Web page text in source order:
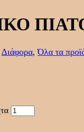
Διάφορα,Όλα τα